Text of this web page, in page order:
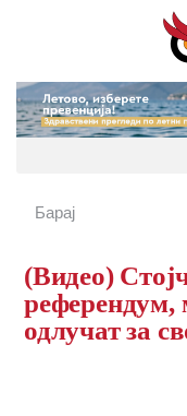
(Видео)
референдум,
одлучат за